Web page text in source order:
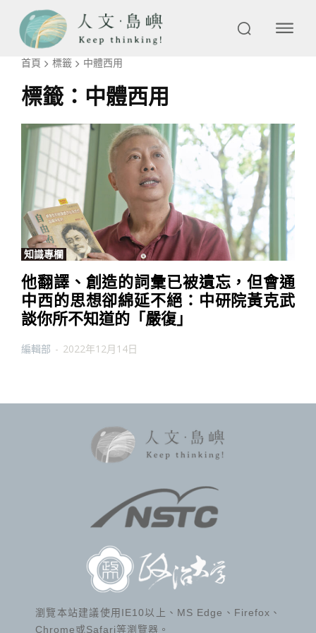
首頁 標籤 中體西用
標籤： 中體西用
知識專欄
他翻譯、創造的詞彙已被遺忘，但會通
中西的思想卻綿延不絕：中研院黃克武
談你所不知道的「嚴復」
編輯部 - 2022年12月14日
瀏覽本站建議使用IE10以上、MS Edge、Firefox、
Chrome或Safari等瀏覽器。